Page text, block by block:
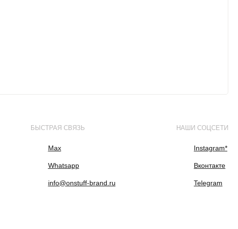
БЫСТРАЯ СВЯЗЬ
Max
Whatsapp
info@onstuff-brand.ru
НАШИ СОЦСЕТИ
Instagram*
Вконтакте
Telegram